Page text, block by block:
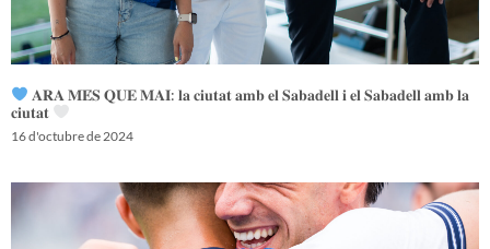
𝐀𝐑𝐀 𝐌𝐄́𝐒 𝐐𝐔𝐄 𝐌𝐀𝐈: 𝐥𝐚 𝐜𝐢𝐮𝐭𝐚𝐭 𝐚𝐦𝐛 𝐞𝐥 𝐒𝐚𝐛𝐚𝐝𝐞𝐥𝐥 𝐢 𝐞𝐥 𝐒𝐚𝐛𝐚𝐝𝐞𝐥𝐥 𝐚𝐦𝐛 𝐥𝐚
𝐜𝐢𝐮𝐭𝐚𝐭
16 d'octubre de 2024